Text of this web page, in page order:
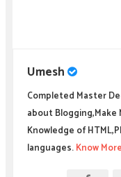
Umesh
Completed Master
about Blogging,Make
Knowledge of
languages.Know